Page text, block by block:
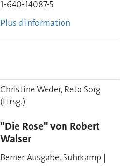
1-640-14087-5
Plus d'information
Christine Weder, Reto Sorg
(Hrsg.)
"Die Rose" von Robert
Walser
Berner Ausgabe, Suhrkamp |